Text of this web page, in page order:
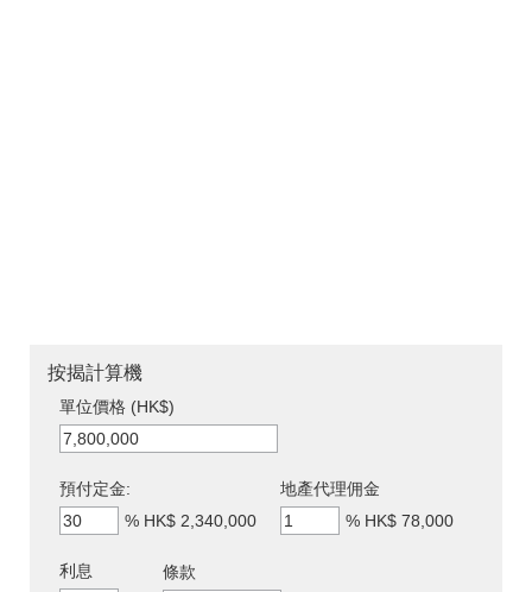
按揭計算機
單位價格 (HK$)
預付定金:
% HK$ 2,340,000
地產代理佣金
% HK$ 78,000
利息
條款